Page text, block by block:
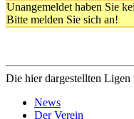
Unangemeldet haben Sie
Bitte melden Sie sich an!
Die hier dargestellten
News
Der Verein